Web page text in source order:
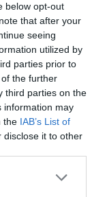
below opt-out
that after your
seeing
utilized by
parties prior to
the further
third parties on the
information may
the IAB’s List of
disclose it to other
or more Google
is részt
sztár,
Panday,
Chhillar. A
még előtte is
fiatal pár.
Pinterest